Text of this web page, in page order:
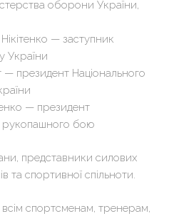
оборони України,
— заступник
України
президент Національного
— президент
рукопашного бою
представники силових
та спортивної спільноти.
спортсменам, тренерам,